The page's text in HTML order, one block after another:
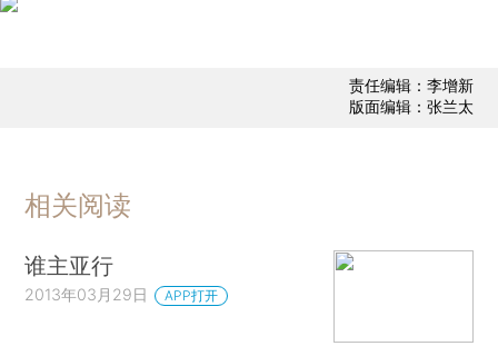
责任编辑：李增新
版面编辑：张兰太
相关阅读
谁主亚行
2013年03月29日 APP打开